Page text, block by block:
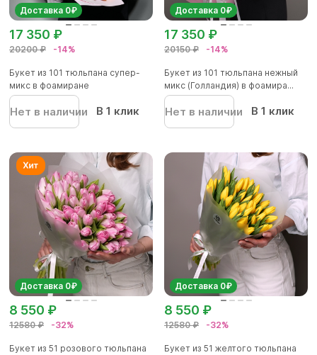
Доставка 0₽
20200 ₽ -14%
17 350 ₽
Букет из 101 тюльпана супер-
микс в фоамиране
Нет в наличии В 1 клик
Доставка 0₽
20150 ₽ -14%
17 350 ₽
Букет из 101 тюльпана нежный
микс (Голландия) в фоамира...
Нет в наличии В 1 клик
Доставка 0₽
12580 ₽ -32%
8 550 ₽
Букет из 51 розового тюльпана
Доставка 0₽
12580 ₽ -32%
8 550 ₽
Букет из 51 желтого тюльпана